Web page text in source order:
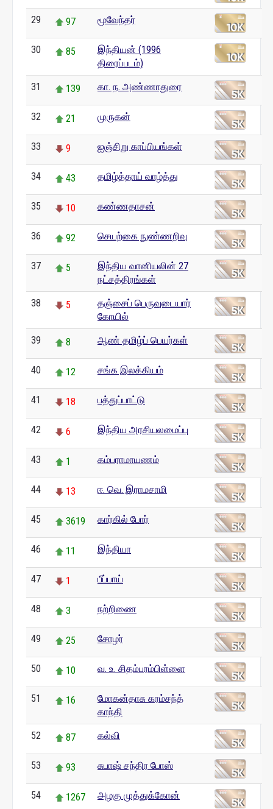
29 97 மூவேந்தர்
30 85
இந்தியன் (1996
திரைப்படம்)
31 139 கா. ந. அண்ணாதுரை
32 21 முருகன்
33 9 ஐஞ்சிறு காப்பியங்கள்
34 43 தமிழ்த்தாய் வாழ்த்து
35 10 கண்ணதாசன்
36 92 செயற்கை நுண்ணறிவு
37 5
இந்திய வானியலின் 27
நட்சத்திரங்கள்
38 5
தஞ்சைப் பெருவுடையார்
கோயில்
39 8 ஆண் தமிழ்ப் பெயர்கள்
40 12 சங்க இலக்கியம்
41 18 பத்துப்பாட்டு
42 6 இந்திய அரசியலமைப்பு
43 1 கம்பராமாயணம்
44 13 ஈ. வெ. இராமசாமி
45 3619 கார்கில் போர்
46 11 இந்தியா
47 1 பீப்பாய்
48 3 நற்றிணை
49 25 சோழர்
50 10 வ. உ. சிதம்பரம்பிள்ளை
51 16
மோகன்தாசு கரம்சந்த்
காந்தி
52 87 கல்வி
53 93 சுபாஷ் சந்திர போஸ்
54 1267 அழகு முத்துக்கோன்